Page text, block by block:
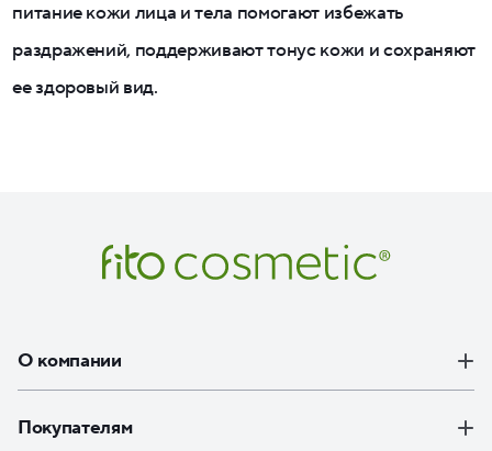
питание кожи лица и тела помогают избежать
раздражений, поддерживают тонус кожи и сохраняют
ее здоровый вид.
О компании
Покупателям